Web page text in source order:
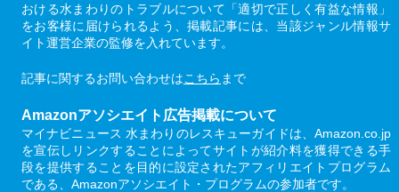
おける水まわりのトラブルについて「適切で正しく有益な情報」
をお客様に届けられるよう、掲載記事には、当該ジャンル情報サ
イト運営企業の監修を入れています。
記事に関するお問い合わせはこちら まで
Amazonアソシエイト広告掲載について
マイナビニュース 水まわりのレスキューガイドは、Amazon.co.jp
を宣伝しリンクすることによってサイトが紹介料を獲得できる手
段を提供することを目的に設定されたアフィリエイトプログラム
である、Amazonアソシエイト・プログラムの参加者です。